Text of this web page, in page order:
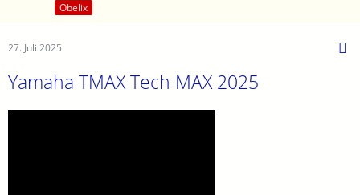
Obelix
27. Juli 2025
Yamaha TMAX Tech MAX 2025